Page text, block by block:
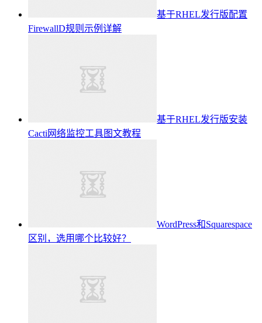
基于RHEL发行版配置
FirewallD规则示例详解
基于RHEL发行版安装
Cacti网络监控工具图文教程
WordPress和Squarespace
区别，选用哪个比较好？